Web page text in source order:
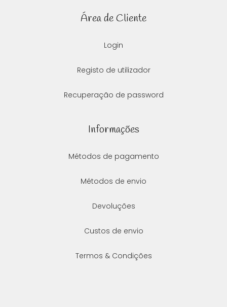
Área de Cliente
Login
Registo de utilizador
Recuperação de password
Informações
Métodos de pagamento
Métodos de envio
Devoluções
Custos de envio
Termos & Condições